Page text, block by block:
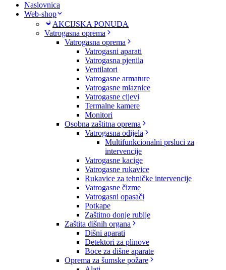
Naslovnica
Web-shop
AKCIJSKA PONUDA
Vatrogasna oprema
Vatrogasna oprema
Vatrogasni aparati
Vatrogasna pjenila
Ventilatori
Vatrogasne armature
Vatrogasne mlaznice
Vatrogasne cijevi
Termalne kamere
Monitori
Osobna zaštitna oprema
Vatrogasna odijela
Multifunkcionalni prsluci za
intervencije
Vatrogasne kacige
Vatrogasne rukavice
Rukavice za tehničke intervencije
Vatrogasne čizme
Vatrogasni opasači
Potkape
Zaštitno donje rublje
Zaštita dišnih organa
Dišni aparati
Detektori za plinove
Boce za dišne aparate
Oprema za šumske požare